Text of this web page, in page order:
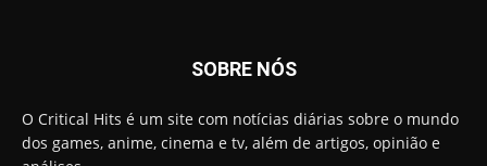
SOBRE NÓS
O Critical Hits é um site com notícias diárias sobre o mundo
dos games, anime, cinema e tv, além de artigos, opinião e